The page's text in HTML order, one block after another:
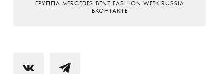
ГРУППА MERCEDES-BENZ FASHION WEEK RUSSIA
ВКОНТАКТЕ